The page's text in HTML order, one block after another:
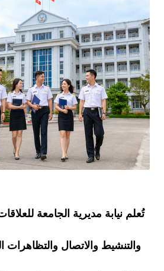
تُعلم نيابة مديرية الجامعة
والتنشيط والاتصال والتظاهرات